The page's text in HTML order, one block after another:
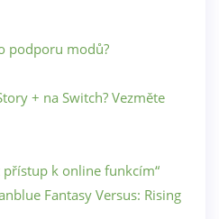
podporu modů?
+ na Switch? Vezměte
přístup k online funkcím“
Fantasy Versus: Rising